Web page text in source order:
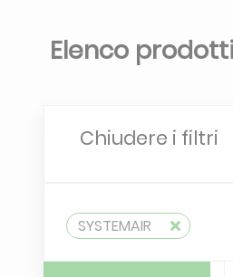
Elenco
Chiudere i filtri
SYSTEMAIR